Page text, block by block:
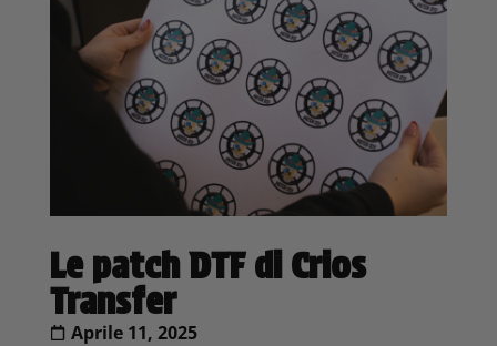
Le patch DTF di Crios
Transfer
Aprile 11, 2025